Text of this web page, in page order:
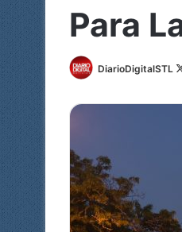
Para
DiarioDigitalSTL